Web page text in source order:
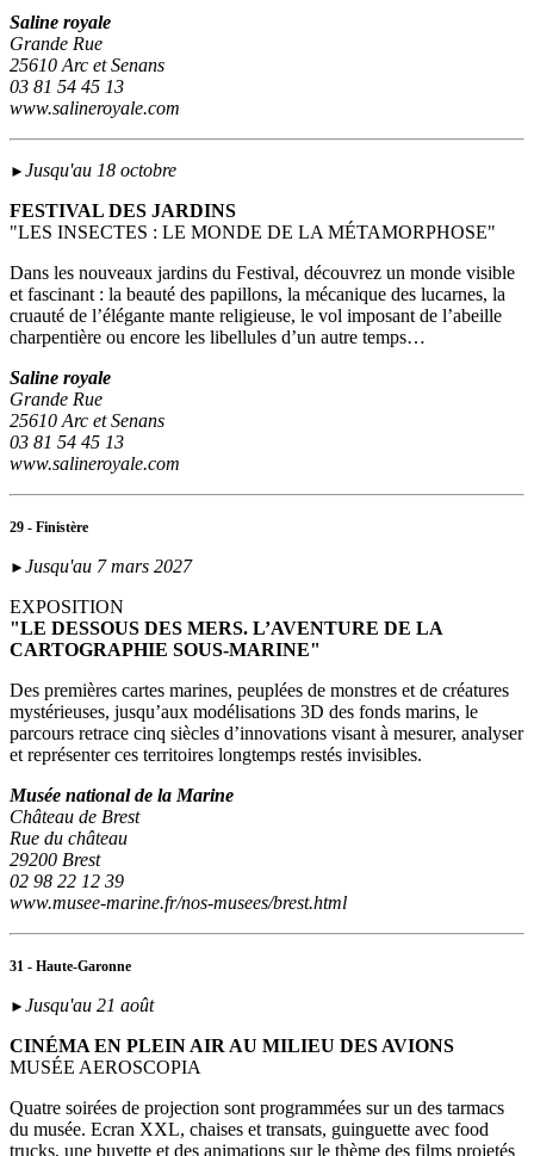
Saline royale
Grande Rue
25610 Arc et Senans
03 81 54 45 13
www.salineroyale.com
► Jusqu'au 18 octobre
FESTIVAL DES JARDINS
"LES INSECTES : LE MONDE DE LA MÉTAMORPHOSE"
Dans les nouveaux jardins du Festival, découvrez un monde visible
et fascinant : la beauté des papillons, la mécanique des lucarnes, la
cruauté de l’élégante mante religieuse, le vol imposant de l’abeille
charpentière ou encore les libellules d’un autre temps…
Saline royale
Grande Rue
25610 Arc et Senans
03 81 54 45 13
www.salineroyale.com
29 - Finistère
► Jusqu'au 7 mars 2027
EXPOSITION
"LE DESSOUS DES MERS. L’AVENTURE DE LA
CARTOGRAPHIE SOUS-MARINE"
Des premières cartes marines, peuplées de monstres et de créatures
mystérieuses, jusqu’aux modélisations 3D des fonds marins, le
parcours retrace cinq siècles d’innovations visant à mesurer, analyser
et représenter ces territoires longtemps restés invisibles.
Musée national de la Marine
Château de Brest
Rue du château
29200 Brest
02 98 22 12 39
www.musee-marine.fr/nos-musees/brest.html
31 - Haute-Garonne
► Jusqu'au 21 août
CINÉMA EN PLEIN AIR AU MILIEU DES AVIONS
MUSÉE AEROSCOPIA
Quatre soirées de projection sont programmées sur un des tarmacs
du musée. Ecran XXL, chaises et transats, guinguette avec food
trucks, une buvette et des animations sur le thème des films projetés